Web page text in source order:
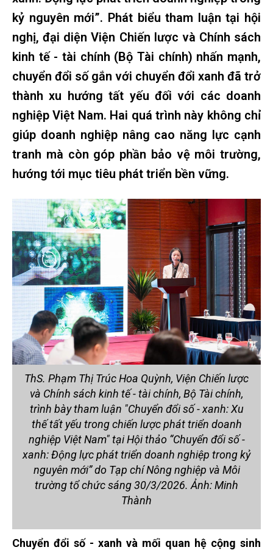
kỷ nguyên mới”. Phát biểu tham luận tại hội
nghị, đại diện Viện Chiến lược và Chính sách
kinh tế - tài chính (Bộ Tài chính) nhấn mạnh,
chuyển đổi số gắn với chuyển đổi xanh đã trở
thành xu hướng tất yếu đối với các doanh
nghiệp Việt Nam. Hai quá trình này không chỉ
giúp doanh nghiệp nâng cao năng lực cạnh
tranh mà còn góp phần bảo vệ môi trường,
hướng tới mục tiêu phát triển bền vững.
ThS. Phạm Thị Trúc Hoa Quỳnh, Viện Chiến lược
và Chính sách kinh tế - tài chính, Bộ Tài chính,
trình bày tham luận "Chuyển đổi số - xanh: Xu
thế tất yếu trong chiến lược phát triển doanh
nghiệp Việt Nam" tại Hội thảo “Chuyển đổi số -
xanh: Động lực phát triển doanh nghiệp trong kỷ
nguyên mới” do Tạp chí Nông nghiệp và Môi
trường tổ chức sáng 30/3/2026. Ảnh: Minh
Thành
Chuyển đổi số - xanh và mối quan hệ cộng sinh